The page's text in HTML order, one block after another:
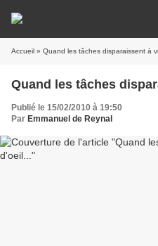
Accueil » Quand les tâches disparaissent à
Quand les tâches
Publié le 15/02/2010 à 19:50
Par Emmanuel de Reynal